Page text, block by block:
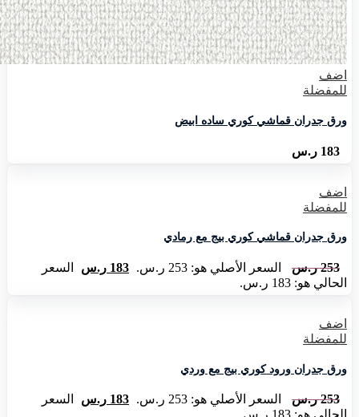
اضف
للمفضلة
ورق جدران قماشي كوري ساده ابيض
183 ر.س
اضف
للمفضلة
ورق جدران قماشي كوري بيج مع رمادي
253 ر.س السعر الأصلي هو: 253 ر.س. 183 ر.س
السعر
الحالي هو: 183 ر.س.
اضف
للمفضلة
ورق جدران ورود كوري بيج مع وردي
253 ر.س السعر الأصلي هو: 253 ر.س. 183 ر.س
السعر